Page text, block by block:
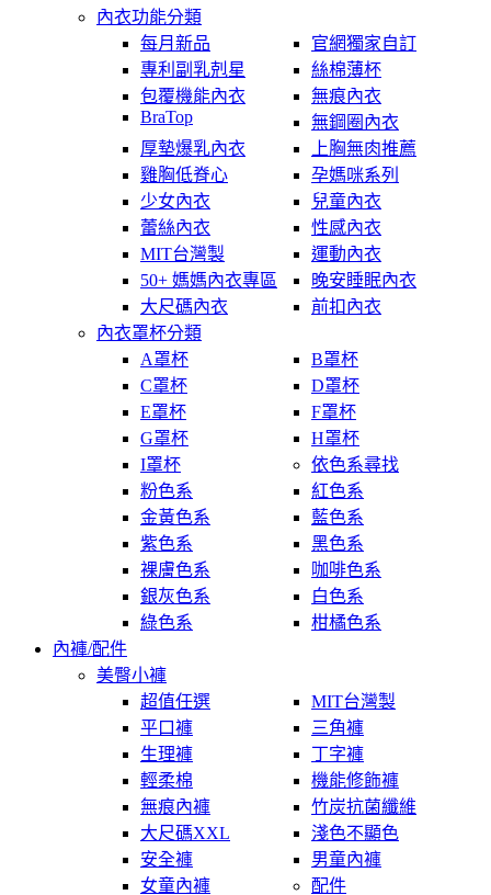
內衣功能分類
每月新品
官網獨家自訂
專利副乳剋星
絲棉薄杯
包覆機能內衣
無痕內衣
BraTop
無鋼圈內衣
厚墊爆乳內衣
上胸無肉推薦
雞胸低脊心
孕媽咪系列
少女內衣
兒童內衣
蕾絲內衣
性感內衣
MIT台灣製
運動內衣
50+ 媽媽內衣專區
晚安睡眠內衣
大尺碼內衣
前扣內衣
內衣罩杯分類
A罩杯
B罩杯
C罩杯
D罩杯
E罩杯
F罩杯
G罩杯
H罩杯
I罩杯
依色系尋找
粉色系
紅色系
金黃色系
藍色系
紫色系
黑色系
裸膚色系
咖啡色系
銀灰色系
白色系
綠色系
柑橘色系
內褲/配件
美臀小褲
超值任選
MIT台灣製
平口褲
三角褲
生理褲
丁字褲
輕柔棉
機能修飾褲
無痕內褲
竹炭抗菌纖維
大尺碼XXL
淺色不顯色
安全褲
男童內褲
女童內褲
配件